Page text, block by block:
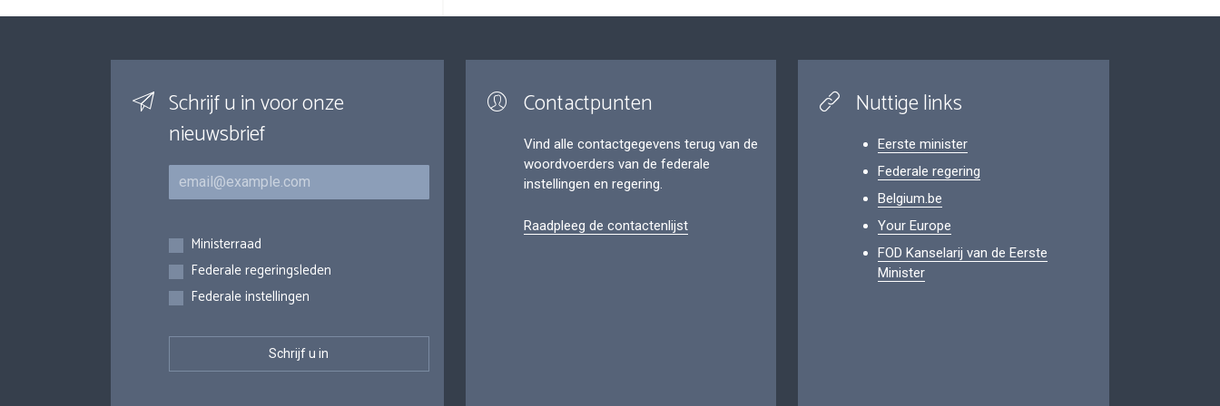
Schrijf u in voor onze
nieuwsbrief
E-mail
Inschrijvingen
Ministerraad
Federale regeringsleden
Federale instellingen
Contactpunten
Vind alle contactgegevens terug van de
woordvoerders van de federale
instellingen en regering.
Raadpleeg de contactenlijst
Nuttige links
Eerste minister
Federale regering
Belgium.be
Your Europe
FOD Kanselarij van de Eerste
Minister